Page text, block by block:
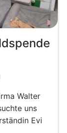
Walter
uns
Evi